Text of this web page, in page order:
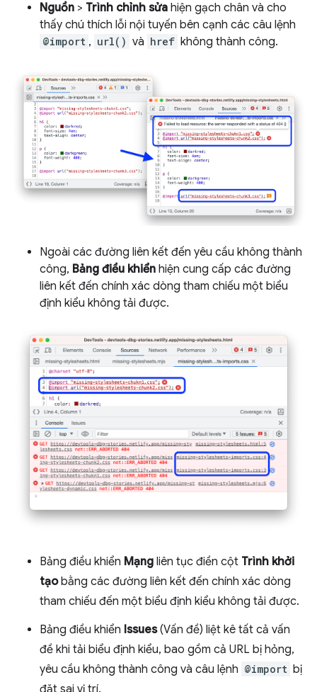
Nguồn > Trình chỉnh sửa hiện gạch chân và cho
thấy chú thích lỗi nội tuyến bên cạnh các câu lệnh
@import , url() và href không thành công.
Ngoài các đường liên kết đến yêu cầu không thành
công, Bảng điều khiển hiện cung cấp các đường
liên kết đến chính xác dòng tham chiếu một biểu
định kiểu không tải được.
Bảng điều khiển Mạng liên tục điền cột Trình khởi
tạobằng các đường liên kết đến chính xác dòng
tham chiếu đến một biểu định kiểu không tải được.
Bảng điều khiển Issues(Vấn đề) liệt kê tất cả vấn
đề khi tải biểu định kiểu, bao gồm cả URL bị hỏng,
yêu cầu không thành công và câu lệnh @import bị